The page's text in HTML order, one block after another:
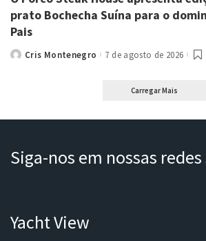
prato Bochecha Suína para o
Pais
PostedCris Montenegro 7 de agosto de 2026
Carregar Mais
Siga-nos em nossas
Yacht View